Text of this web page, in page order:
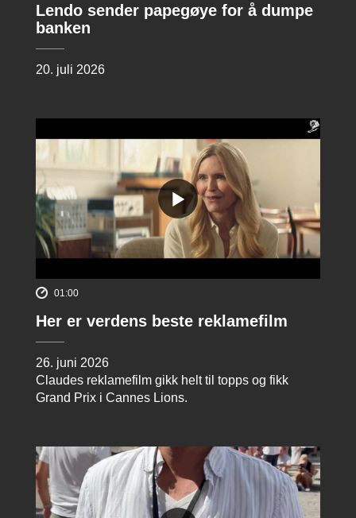
Lendo sender papegøye for å dumpe
banken
20. juli 2026
01:00
Her er verdens beste reklamefilm
26. juni 2026
Claudes reklamefilm gikk helt til topps og fikk
Grand Prix i Cannes Lions.